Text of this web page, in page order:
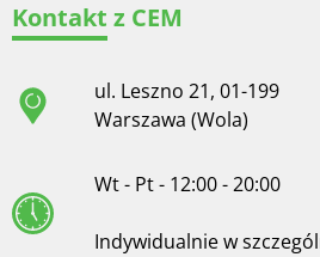
Kontakt z CEM
ul. Leszno 21, 01-199
Warszawa (Wola)
Wt - Pt - 12:00 - 20:00
Indywidualnie w